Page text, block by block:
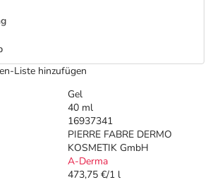
Gel
40 ml
16937341
PIERRE FABRE DERMO
KOSMETIK GmbH
A-Derma
473,75 €/1 l
Liste hinzufügen